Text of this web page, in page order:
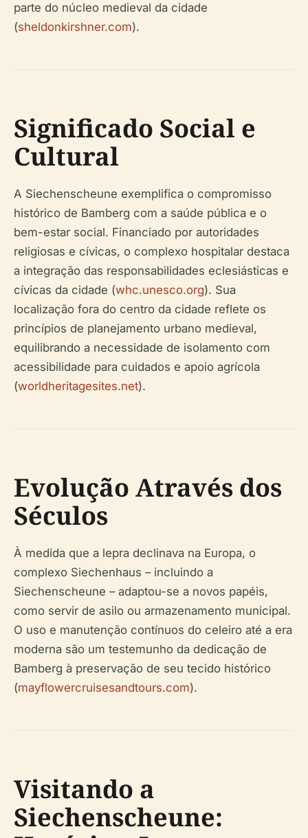
parte do núcleo medieval da cidade
(sheldonkirshner.com).
Significado Social e
Cultural
A Siechenscheune exemplifica o compromisso
histórico de Bamberg com a saúde pública e o
bem-estar social. Financiado por autoridades
religiosas e cívicas, o complexo hospitalar destaca
a integração das responsabilidades eclesiásticas e
cívicas da cidade (whc.unesco.org). Sua
localização fora do centro da cidade reflete os
princípios de planejamento urbano medieval,
equilibrando a necessidade de isolamento com
acessibilidade para cuidados e apoio agrícola
(worldheritagesites.net).
Evolução Através dos
Séculos
À medida que a lepra declinava na Europa, o
complexo Siechenhaus – incluindo a
Siechenscheune – adaptou-se a novos papéis,
como servir de asilo ou armazenamento municipal.
O uso e manutenção contínuos do celeiro até a era
moderna são um testemunho da dedicação de
Bamberg à preservação de seu tecido histórico
(mayflowercruisesandtours.com).
Visitando a
Siechenscheune: